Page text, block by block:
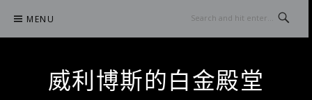
content
MENU
威利博斯的白金殿堂